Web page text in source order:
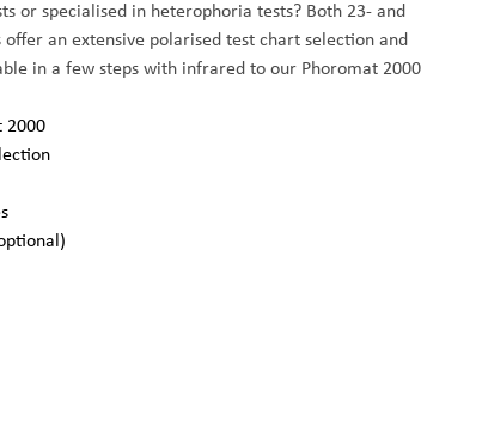
or specialised in heterophoria tests? Both 23- and
an extensive polarised test chart selection and
in a few steps with infrared to our Phoromat 2000
2000